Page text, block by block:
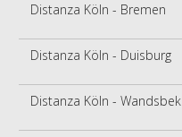
Distanza Köln - Bremen
Distanza Köln - Duisburg
Distanza Köln - Wandsbek